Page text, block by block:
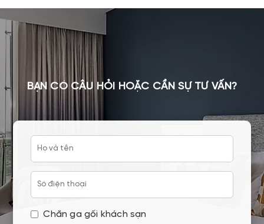
BẠN CÓ CÂU HỎI HOẶC CẦN SỰ TƯ VẤN?
Chăn ga gối khách sạn